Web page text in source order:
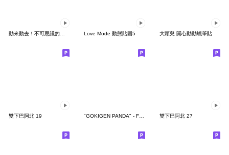
Love Mode 動態貼圖5 大頭兒 開心動動蠟筆貼
雙下巴阿北 19 "GOKIGEN PANDA" - Feeling / global 雙下巴阿北 27